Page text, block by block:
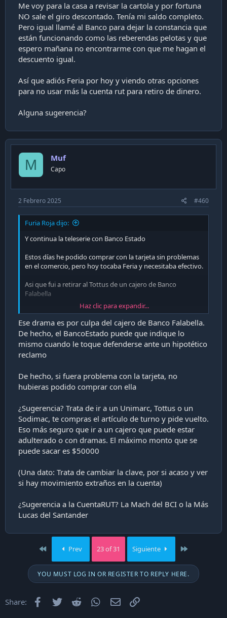
Me voy para la casa a revisar la cartola y por fortuna
NO sale el giro descontado. Tenía mi saldo completo.
Pero igual llamé al Banco para dejar la constancia que
están funcionando como las reberendas pelotas y que
espero mañana no encontrarme con que me hagan el
descuento igual.
Así que adiós Feria por hoy y viendo otras opciones
para no usar más la cuenta rut para retiro de dinero.
Alguna sugerencia?
M Muf
Capo
2 Febrero 2025 #460
Furia Roja dijo:
Y continua la teleserie con Banco Estado
Estos días he podido comprar con la tarjeta sin problemas
en el comercio, pero hoy tocaba Feria y necesitaba efectivo.
Asi que fui a retirar al Tottus de un cajero de Banco
Falabella
El cajero realiza toda la operación y luego me dice "puede
retirar su dinero"
Pero no salía nada, nunca hizo el sonido que hace la caja
cuando expende el dinero tampoco, y luego de esperar
unos minutos me dice "no hemos podido realizar la
Revisé por si acaso habían colocado algo en donde sale el
dinero para evitar que salgan los billetes y luego pasa el
"llevador" y fuiste bueno.
Nada, no estaba alterado ni había nada.
Bueh dije sigue con intermitencia el banco rekuleko.
donde me dice: "Se ha realizado un giro en Cajero Red
Falabella por $xxx asociado a su tarjeta terminada en
xxxxx el día 02/02/2025 a las 10:35 hrs"
😡 😡 😡 😡
sale el giro descontado. Tenía mi saldo completo. Pero
igual llamé al Banco para dejar la constancia que están
funcionando como las reberendas pelotas y que espero
mañana no encontrarme con que me hagan el descuento
igual.
no usar más la cuenta rut para retiro de dinero.
Haz clic para expandir...
Ese drama es por culpa del cajero de Banco Falabella.
De hecho, el BancoEstado puede que indique lo
mismo cuando le toque defenderse ante un hipotético
reclamo
De hecho, si fuera problema con la tarjeta, no
hubieras podido comprar con ella
¿Sugerencia? Trata de ir a un Unimarc, Tottus o un
Sodimac, te compras el artículo de turno y pide vuelto.
Eso más seguro que ir a un cajero que puede estar
adulterado o con dramas. El máximo monto que se
puede sacar es $50000
(Una dato: Trata de cambiar la clave, por si acaso y ver
si hay movimiento extraños en la cuenta)
¿Sugerencia a la CuentaRUT? La Mach del BCI o la Más
Lucas del Santander
First Prev 23 of 31 Siguiente
YOU MUST LOG IN OR REGISTER TO REPLY HERE.
Share: Facebook
Twitter Reddit WhatsApp
Email